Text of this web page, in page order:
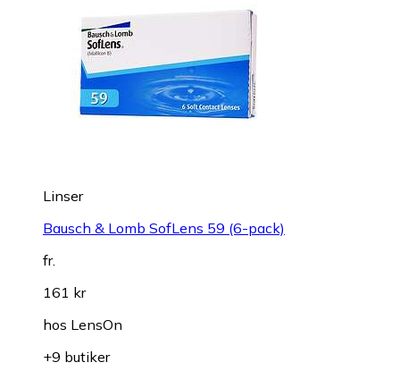
Linser
Bausch & Lomb SofLens 59 (6-pack)
fr.
161 kr
hos LensOn
+9 butiker